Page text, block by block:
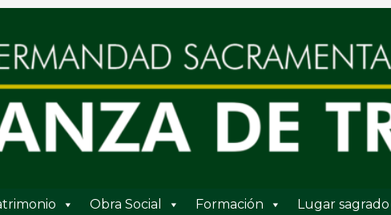
Obra Social Formación Lugar